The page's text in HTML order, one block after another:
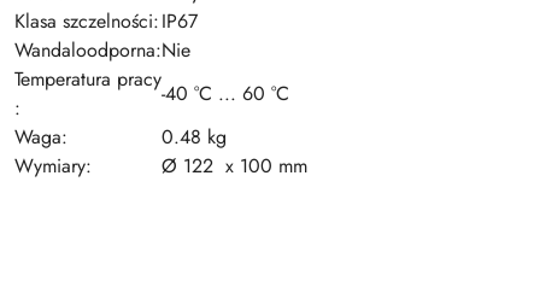
Klasa szczelności:IP67
Wandaloodporna:Nie
Temperatura pracy
:
-40 °C ... 60 °C
Waga:
0.48 kg
Wymiary:
Ø 122 x 100 mm